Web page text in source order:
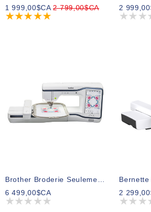
1 999,00$CA2 799,00$CA
2
6 499,00$CA
2